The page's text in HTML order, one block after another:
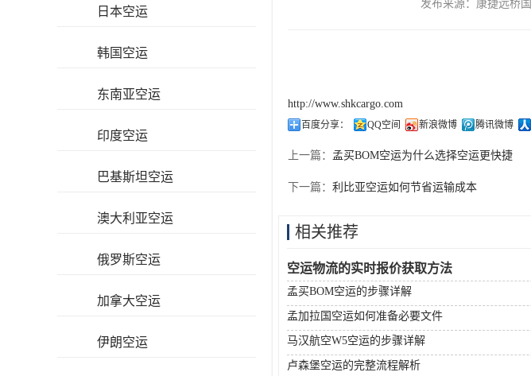
发布来源：康捷远
http://www.shkcargo.com
百度分享： QQ空间 新浪微博 腾讯微博
上一篇： 孟买BOM空运为什么选择空运更快捷
下一篇： 利比亚空运如何节省运输成本
相关推荐
空运物流的实时报价获取方法
孟买BOM空运的步骤详解
孟加拉国空运如何准备必要文件
马汉航空W5空运的步骤详解
卢森堡空运的完整流程解析
日本空运
韩国空运
东南亚空运
印度空运
巴基斯坦空运
澳大利亚空运
俄罗斯空运
加拿大空运
伊朗空运